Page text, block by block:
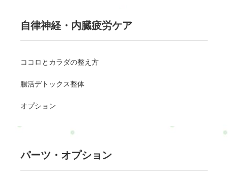
自律神経・内臓疲労ケア
ココロとカラダの整え方
腸活デトックス整体
オプション
パーツ・オプション